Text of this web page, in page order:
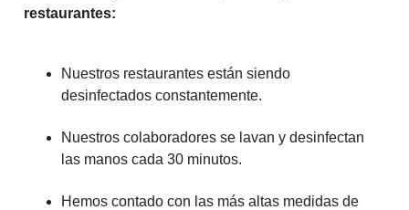
restaurantes:
Nuestros restaurantes están siendo
desinfectados constantemente.
Nuestros colaboradores se lavan y desinfectan
las manos cada 30 minutos.
Hemos contado con las más altas medidas de